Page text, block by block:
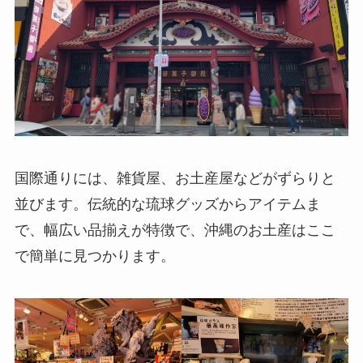
国際通りには、雑貨屋、お土産屋などがずらりと
並びます。伝統的な琉球グッズからアイテムま
で、幅広い品揃えが特徴で、沖縄のお土産はここ
で簡単に見つかります。